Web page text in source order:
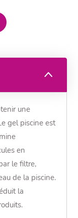
une
gel piscine est
en
le filtre,
de la piscine.
la